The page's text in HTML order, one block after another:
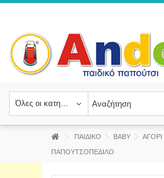
Όλες οι κατηγορίες
ΠΑΙΔΙΚΟ BABY ΑΓΟΡΙ
ΠΑΠΟΥΤΣΟΠΕΔΙΛΟ